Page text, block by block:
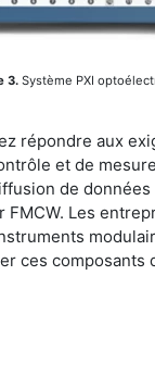
3. Système PXI
répondre aux
et de
de
Les
ces composants